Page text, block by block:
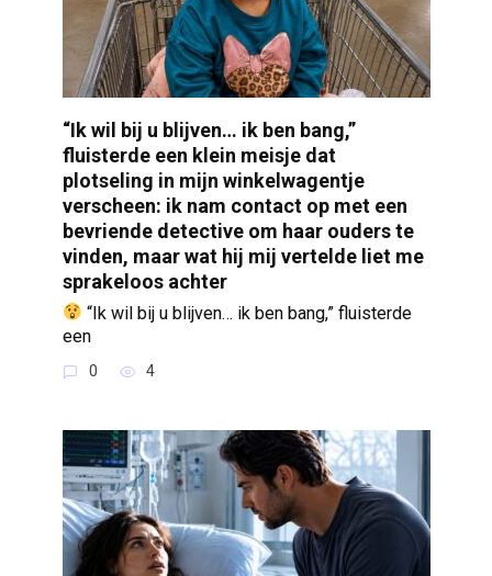
“Ik wil bij u blijven… ik ben bang,”
fluisterde een klein meisje dat
plotseling in mijn winkelwagentje
verscheen: ik nam contact op met een
bevriende detective om haar ouders te
vinden, maar wat hij mij vertelde liet me
sprakeloos achter
“Ik wil bij u blijven… ik ben bang,” fluisterde
een
0 4